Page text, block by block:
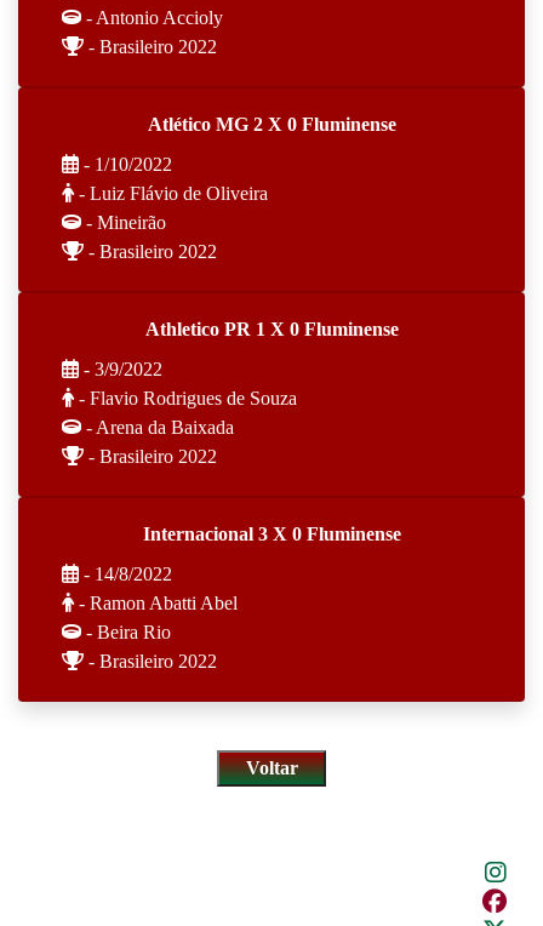
- Antonio Accioly
- Brasileiro 2022
Atlético MG 2 X 0 Fluminense
- 1/10/2022
- Luiz Flávio de Oliveira
- Mineirão
- Brasileiro 2022
Athletico PR 1 X 0 Fluminense
- 3/9/2022
- Flavio Rodrigues de Souza
- Arena da Baixada
- Brasileiro 2022
Internacional 3 X 0 Fluminense
- 14/8/2022
- Ramon Abatti Abel
- Beira Rio
- Brasileiro 2022